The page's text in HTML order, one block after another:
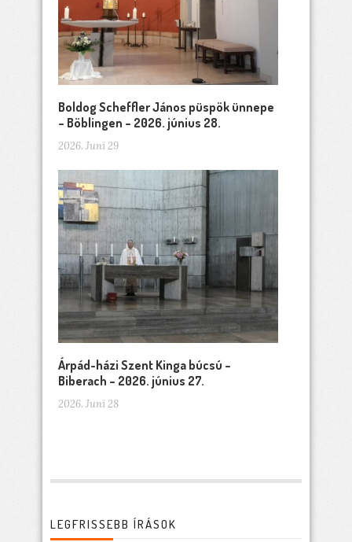
Boldog Scheffler János püspök ünnepe
– Böblingen – 2026. június 28.
2026. Juni 29
Árpád-házi Szent Kinga búcsú –
Biberach – 2026. június 27.
2026. Juni 28
LEGFRISSEBB ÍRÁSOK